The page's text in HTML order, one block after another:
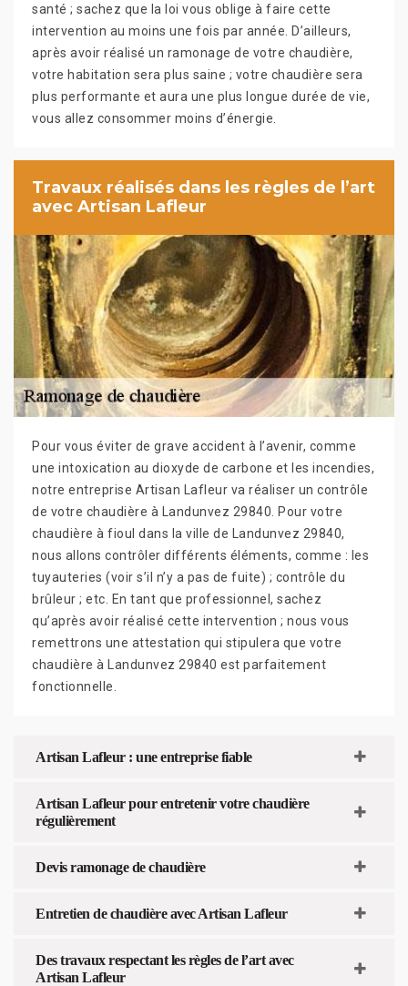
santé ; sachez que la loi vous oblige à faire cette
intervention au moins une fois par année. D’ailleurs,
après avoir réalisé un ramonage de votre chaudière,
votre habitation sera plus saine ; votre chaudière sera
plus performante et aura une plus longue durée de vie,
vous allez consommer moins d’énergie.
Travaux réalisés dans les règles de l’art
avec Artisan Lafleur
Pour vous éviter de grave accident à l’avenir, comme
une intoxication au dioxyde de carbone et les incendies,
notre entreprise Artisan Lafleur va réaliser un contrôle
de votre chaudière à Landunvez 29840. Pour votre
chaudière à fioul dans la ville de Landunvez 29840,
nous allons contrôler différents éléments, comme : les
tuyauteries (voir s’il n’y a pas de fuite) ; contrôle du
brûleur ; etc. En tant que professionnel, sachez
qu’après avoir réalisé cette intervention ; nous vous
remettrons une attestation qui stipulera que votre
chaudière à Landunvez 29840 est parfaitement
fonctionnelle.
Artisan Lafleur : une entreprise fiable
Artisan Lafleur pour entretenir votre chaudière
régulièrement
Devis ramonage de chaudière
Entretien de chaudière avec Artisan Lafleur
Des travaux respectant les règles de l’art avec
Artisan Lafleur